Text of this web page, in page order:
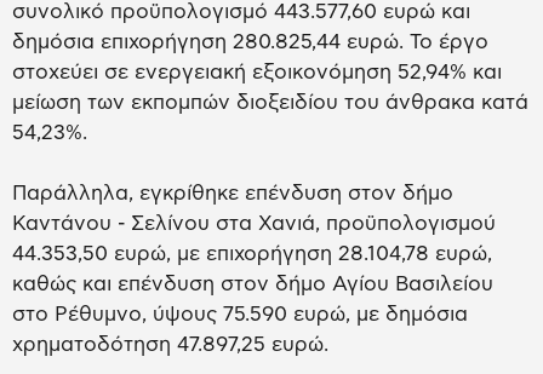
συνολικό προϋπολογισμό 443.577,60 ευρώ και
δημόσια επιχορήγηση 280.825,44 ευρώ. Το έργο
στοχεύει σε ενεργειακή εξοικονόμηση 52,94% και
μείωση των εκπομπών διοξειδίου του άνθρακα κατά
54,23%.
Παράλληλα, εγκρίθηκε επένδυση στον δήμο
Καντάνου - Σελίνου στα Χανιά, προϋπολογισμού
44.353,50 ευρώ, με επιχορήγηση 28.104,78 ευρώ,
καθώς και επένδυση στον δήμο Αγίου Βασιλείου
στο Ρέθυμνο, ύψους 75.590 ευρώ, με δημόσια
χρηματοδότηση 47.897,25 ευρώ.